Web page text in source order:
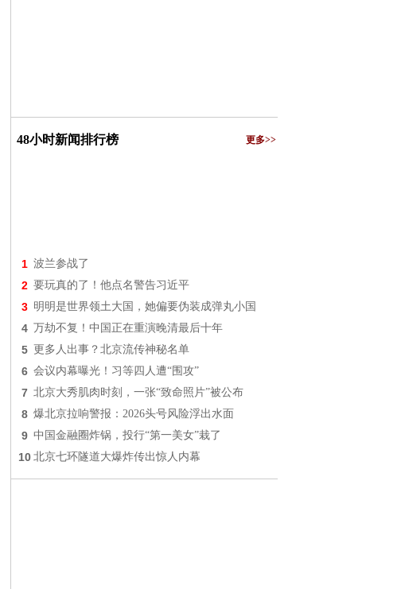
48小时新闻排行榜 更多>>
1 波兰参战了
2 要玩真的了！他点名警告习近平
3 明明是世界领土大国，她偏要伪装成弹丸小国
4 万劫不复！中国正在重演晚清最后十年
5 更多人出事？北京流传神秘名单
6 会议内幕曝光！习等四人遭“围攻”
7 北京大秀肌肉时刻，一张“致命照片”被公布
8 爆北京拉响警报：2026头号风险浮出水面
9 中国金融圈炸锅，投行“第一美女”栽了
10 北京七环隧道大爆炸传出惊人内幕